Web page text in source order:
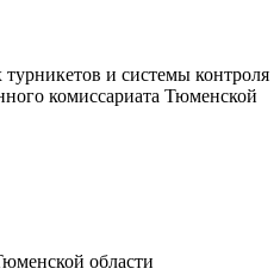
и системы контроля
комиссариата Тюменской
области